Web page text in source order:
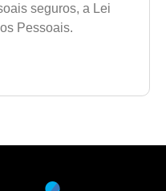
seguros, a Lei
Pessoais.